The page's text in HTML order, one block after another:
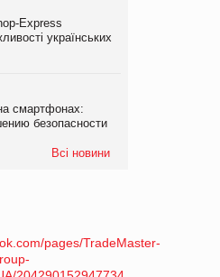
Express
українських
смартфонах:
безопасности
Всі новини